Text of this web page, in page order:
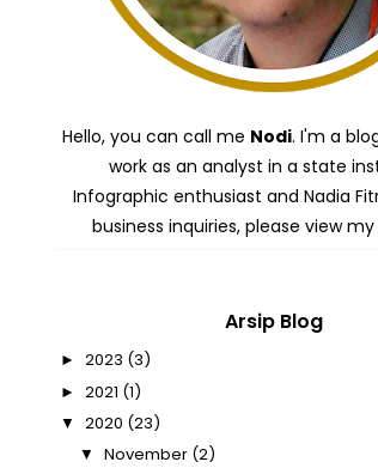
Hello, you can call me Nodi. I'm a
work as an analyst in a state
Infographic enthusiast and Nadia
business inquiries, please view my
Arsip Blog
► 2023 (3)
► 2021 (1)
▼ 2020 (23)
▼ November (2)